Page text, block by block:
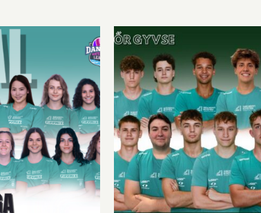
a Duna A körülmények